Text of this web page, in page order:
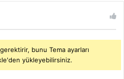
bunu Tema ayarları
yükleyebilirsiniz.